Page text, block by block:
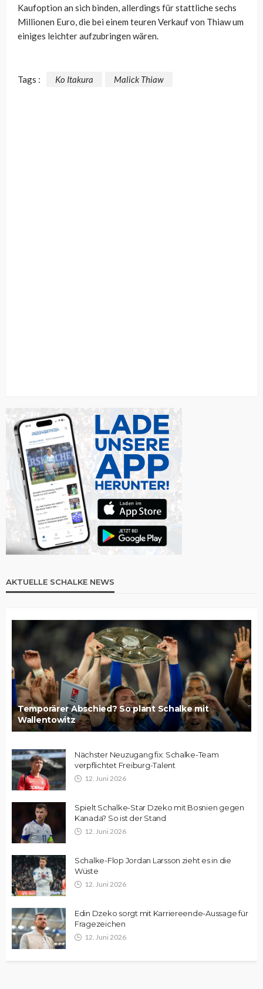
Kaufoption an sich binden, allerdings für stattliche sechs
Millionen Euro, die bei einem teuren Verkauf von Thiaw um
einiges leichter aufzubringen wären.
Tags : Ko Itakura Malick Thiaw
AKTUELLE SCHALKE NEWS
Temporärer Abschied? So plant Schalke mit
Wallentowitz
Nächster Neuzugang fix: Schalke-Team
verpflichtet Freiburg-Talent
12. Juni 2026
Spielt Schalke-Star Dzeko mit Bosnien gegen
Kanada? So ist der Stand
12. Juni 2026
Schalke-Flop Jordan Larsson zieht es in die
Wüste
12. Juni 2026
Edin Dzeko sorgt mit Karriereende-Aussage für
Fragezeichen
12. Juni 2026